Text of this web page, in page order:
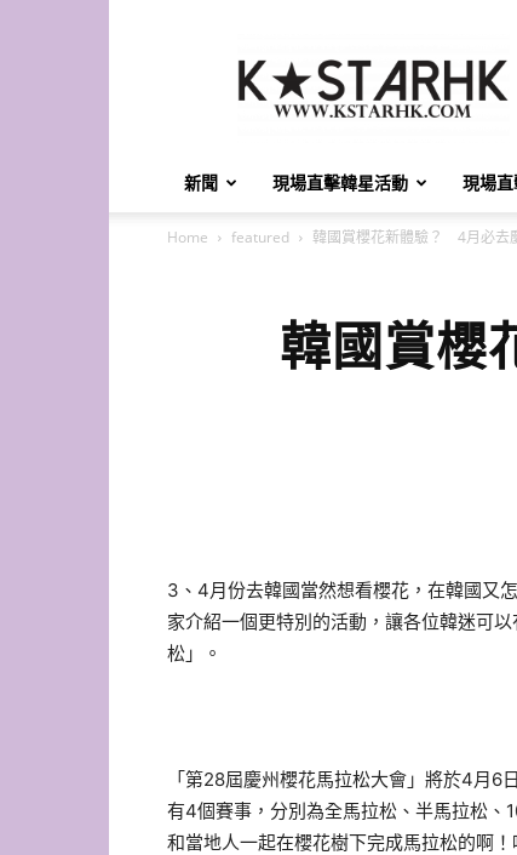
Star
HK
新聞 現場直擊韓星活動 現場
Home featured 韓國賞櫻花新體驗？ 4月必去
韓國賞櫻
3、4月份去韓國當然想看櫻花，在韓國又
家介紹一個更特別的活動，讓各位韓迷可
松」。
「第28屆慶州櫻花馬拉松大會」將於4月
有4個賽事，分別為全馬拉松、半馬拉松、
和當地人一起在櫻花樹下完成馬拉松的啊